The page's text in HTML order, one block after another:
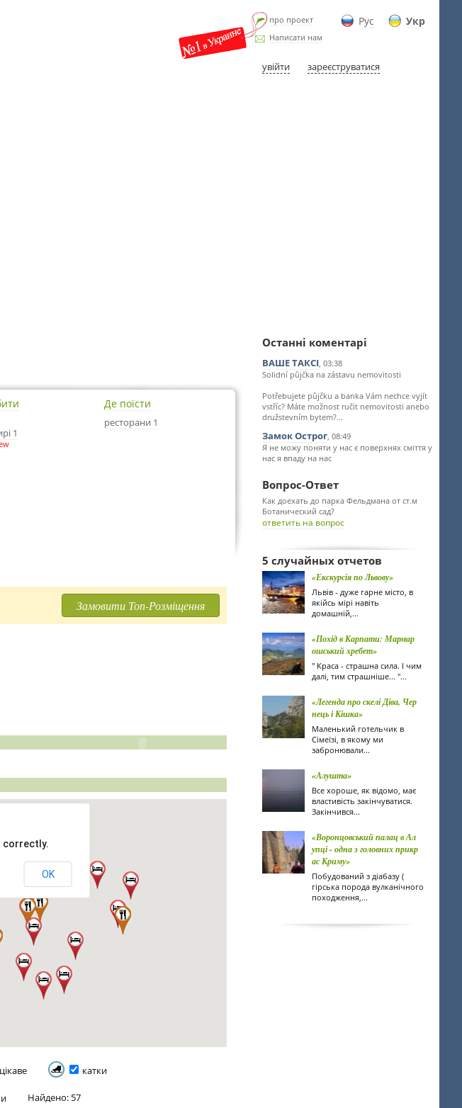
Рус Укр
про проект
Написати нам
увійти зареєструватися
1
Де поїсти
ресторани 1
Замовити Топ-Розміщення
correctly.
OK
цікаве катки
Найдено: 57
Останні коментарі
ВАШЕ ТАКСІ, 03:38
Solidní půjčka na zástavu nemovitosti
Potřebujete půjčku a banka Vám nechce vyjít
vstříc? Máte možnost ručit nemovitosti anebo
družstevním bytem?...
Замок Острог, 08:49
Я не можу поняти у нас є поверхнях сміття у
нас я впаду на нас
Вопрос-Ответ
Как доехать до парка Фельдмана от ст.м
Ботанический сад?
ответить на вопрос
5 случайных отчетов
«Екскурсія по Львову»
Львів - дуже гарне місто, в
якійсь мірі навіть
домашній,...
«Похід в Карпати: Мармар
ошський хребет»
" Краса - страшна сила. І чим
далі, тим страшніше... "...
«Легенда про скелі Діва, Чер
нець і Кішка»
Маленький готельчик в
Сімеїзі, в якому ми
забронювали...
«Алушта»
Все хороше, як відомо, має
властивість закінчуватися.
Закінчився...
«Воронцовський палац в Ал
упці - одна з головних прикр
ас Криму»
Побудований з діабазу (
гірська порода вулканічного
походження,...